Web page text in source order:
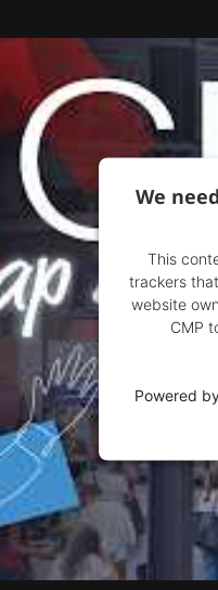
We
This
trackers
website
CMP
Powered